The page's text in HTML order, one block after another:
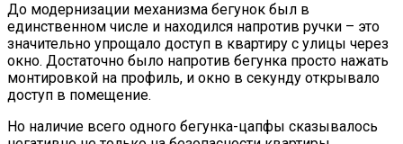
До модернизации механизма бегунок был в
единственном числе и находился напротив ручки – это
значительно упрощало доступ в квартиру с улицы через
окно. Достаточно было напротив бегунка просто нажать
монтировкой на профиль, и окно в секунду открывало
доступ в помещение.
Но наличие всего одного бегунка-цапфы сказывалось